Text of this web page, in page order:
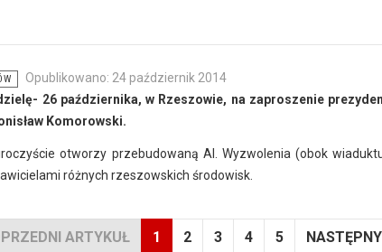
Opublikowano: 24 październik 2014
26 października, w Rzeszowie, na zaproszenie
Komorowski.
otworzy przebudowaną Al. Wyzwolenia (obok
różnych rzeszowskich środowisk.
ARTYKUŁ 1 2 3 4 5